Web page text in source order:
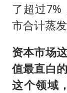
了超过
市合计蒸
资本市场
值最直白
这个领域